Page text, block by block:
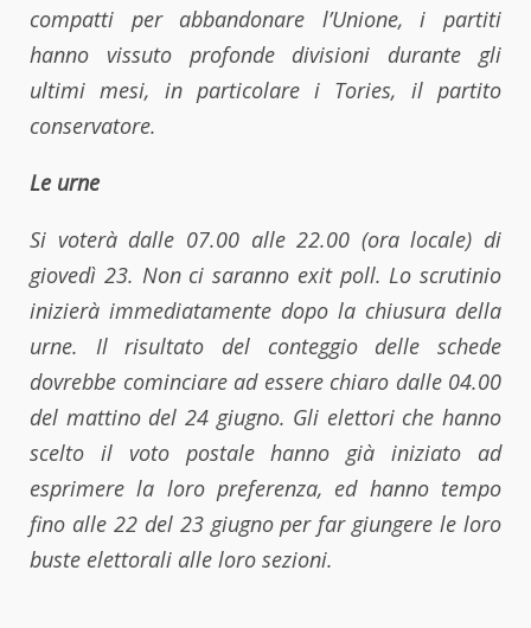
compatti per abbandonare l’Unione, i partiti
hanno vissuto profonde divisioni durante gli
ultimi mesi, in particolare i Tories, il partito
conservatore.
Le urne
Si voterà dalle 07.00 alle 22.00 (ora locale) di
giovedì 23. Non ci saranno exit poll. Lo scrutinio
inizierà immediatamente dopo la chiusura della
urne. Il risultato del conteggio delle schede
dovrebbe cominciare ad essere chiaro dalle 04.00
del mattino del 24 giugno. Gli elettori che hanno
scelto il voto postale hanno già iniziato ad
esprimere la loro preferenza, ed hanno tempo
fino alle 22 del 23 giugno per far giungere le loro
buste elettorali alle loro sezioni.